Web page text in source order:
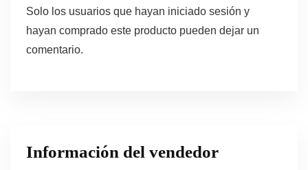
Solo los usuarios que hayan iniciado sesión y
hayan comprado este producto pueden dejar un
comentario.
Información del vendedor